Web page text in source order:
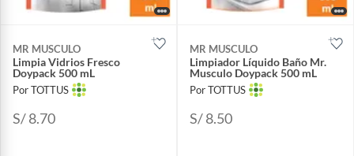
MR MUSCULO
Limpia Vidrios Fresco
Doypack 500 mL
Por TOTTUS
S/ 8.70
MR MUSCULO
Limpiador Líquido Baño Mr.
Musculo Doypack 500 mL
Por TOTTUS
S/ 8.50